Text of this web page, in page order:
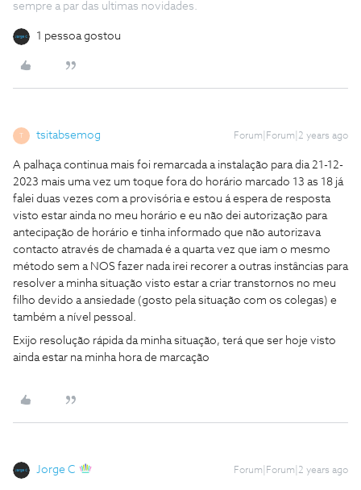
sempre a par das ultimas novidades.
1 pessoa gostou
T tsitabsemog Forum|Forum|2 years ago
A palhaça continua mais foi remarcada a instalação para dia 21-12-
2023 mais uma vez um toque fora do horário marcado 13 as 18 já
falei duas vezes com a provisória e estou á espera de resposta
visto estar ainda no meu horário e eu não dei autorização para
antecipação de horário e tinha informado que não autorizava
contacto através de chamada é a quarta vez que iam o mesmo
método sem a NOS fazer nada irei recorer a outras instâncias para
resolver a minha situação visto estar a criar transtornos no meu
filho devido a ansiedade (gosto pela situação com os colegas) e
também a nível pessoal.
Exijo resolução rápida da minha situação, terá que ser hoje visto
ainda estar na minha hora de marcação
Jorge C Forum|Forum|2 years ago